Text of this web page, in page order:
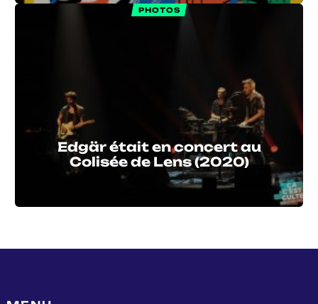
PHOTOS
Edgär était en concert au
Colisée de Lens (2020)